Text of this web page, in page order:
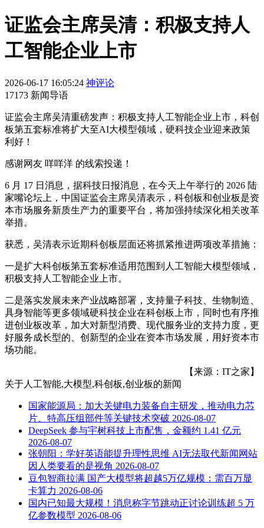
证监会主席吴清：积极支持人
工智能企业上市
2026-06-17 16:05:24 神评论
17173 新闻导语
证监会主席吴清重磅发声：积极支持人工智能企业上市，科创
板第五套标准将扩大至AI大模型领域，硬科技企业迎来政策
利好！
感谢网友 咩咩洋 的线索投递！
6 月 17 日消息，据科技日报消息，在今天上午举行的 2026 陆
家嘴论坛上，中国证监会主席吴清表示，科创板和创业板是资
本市场服务新质生产力的重要平台，将加强持续深化相关改革
举措。
获悉，吴清表示近期科创板层面还将抓紧推进两项改革措施：
一是扩大科创板第五套标准适用范围到人工智能大模型领域，
积极支持人工智能企业上市。
二是落实发展未来产业战略部署，支持量子科技、生物制造、
具身智能等更多领域硬科技企业在科创板上市，同时也有序推
进创业板改革，加大对新型消费、现代服务业的支持力度，更
好服务成长型的、创新型的企业在资本市场发展，用好资本市
场功能。
【来源：IT之家】
关于人工智能,大模型,科创板,创业板的新闻
国家能源局：加大关键电力装备自主研发，推动电力芯
片、特高压组部件等关键技术突破 2026-08-07
DeepSeek 参与宇树科技上市配售，金额约 1.41 亿元
2026-08-07
张朝阳：学好英语能提升理性思维 AI无法取代新闻网站
因人类要看的是视角 2026-08-07
豆包智商拉满 国产大模型将超越5万亿规模：需百万显
卡算力 2026-08-06
国内已知最大规模！消息称字节跳动正讨论训练超 5 万
亿参数模型 2026-08-06